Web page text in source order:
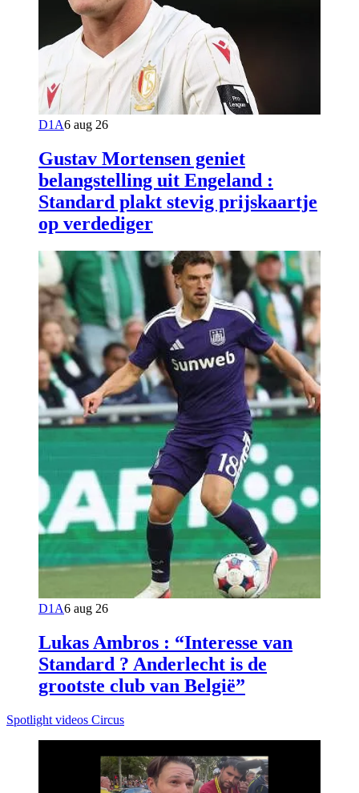
D1A6 aug 26
Gustav Mortensen geniet
belangstelling uit Engeland :
Standard plakt stevig prijskaartje
op verdediger
D1A6 aug 26
Lukas Ambros : “Interesse van
Standard ? Anderlecht is de
grootste club van België”
Spotlight videos Circus